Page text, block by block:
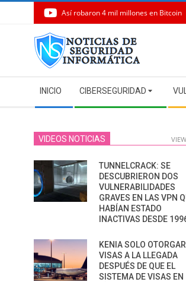
Así robaron 4 mil millones en Bitcoin
Navigation
Menu
INICIO CIBERSEGURIDAD
VIDEOS NOTICIAS
TUNNELCRACK: SE
DESCUBRIERON DOS
VULNERABILIDADES
GRAVES EN LAS VPN
HABÍAN ESTADO
INACTIVAS DESDE
KENIA SOLO
VISAS A LA LLEGADA
DESPUÉS DE QUE EL
SISTEMA DE VISAS EN